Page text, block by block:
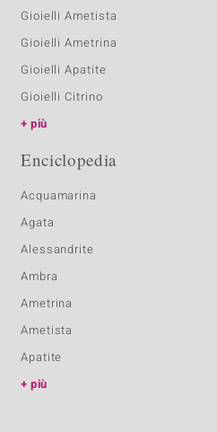
Gioielli Ametista
Gioielli Ametrina
Gioielli Apatite
Gioielli Citrino
più
Enciclopedia
Acquamarina
Agata
Alessandrite
Ambra
Ametrina
Ametista
Apatite
più